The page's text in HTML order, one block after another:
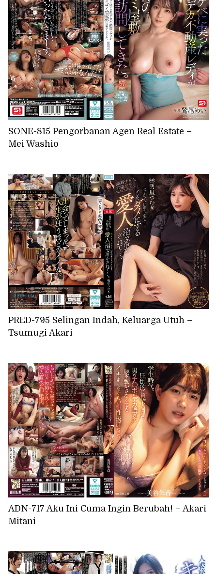
SONE-815 Pengorbanan Agen Real Estate –
Mei Washio
PRED-795 Selingan Indah, Keluarga Utuh –
Tsumugi Akari
ADN-717 Aku Ini Cuma Ingin Berubah! – Akari
Mitani